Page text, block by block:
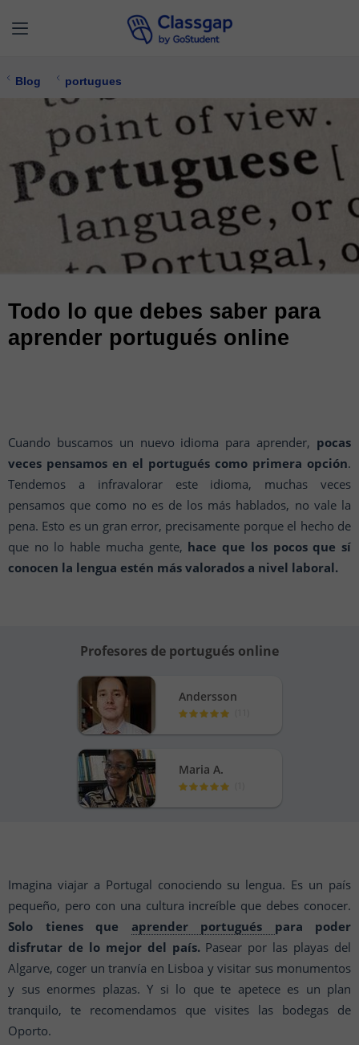
Blog portugues
Todo lo que debes saber para
aprender portugués online
Cuando buscamos un nuevo idioma para aprender, pocas
veces pensamos en el portugués como primera opción.
Tendemos a infravalorar este idioma, muchas veces
pensamos que como no es de los más hablados, no vale la
pena. Esto es un gran error, precisamente porque el hecho de
que no lo hable mucha gente, hace que los pocos que sí
conocen la lengua estén más valorados a nivel laboral.
Profesores de portugués online
Andersson
Maria A.
Imagina viajar a Portugal conociendo su lengua. Es un país
pequeño, pero con una cultura increíble que debes conocer.
Solo tienes que aprender portugués para poder
disfrutar de lo mejor del país.Pasear por las playas del
Algarve, coger un tranvía en Lisboa y visitar sus monumentos
y sus enormes plazas. Y si lo que te apetece es un plan
tranquilo, te recomendamos que visites las bodegas de
Oporto.